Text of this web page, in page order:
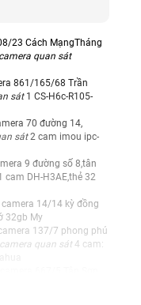
23 Cách MạngTháng
quan sát
861/165/68 Trần
sát 1 CS-H6c-R105-
70 đường 14,
sát2 cam imou ipc-
9 đường số 8,tân
cam DH-H3AE,thẻ 32
14/14 kỳ đồng
32gb My
137/7 phong phú
quan sát 4 cam: